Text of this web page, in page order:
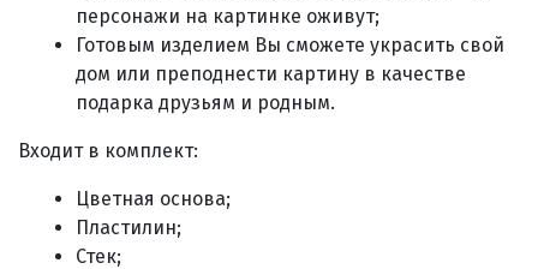
персонажи на картинке оживут;
Готовым изделием Вы сможете украсить свой
дом или преподнести картину в качестве
подарка друзьям и родным.
Входит в комплект:
Цветная основа;
Пластилин;
Стек;